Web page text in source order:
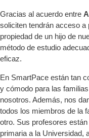
Gracias al acuerdo entre
soliciten tendrán acceso
propiedad de un hijo de
método de estudio
eficaz.
En SmartPace están tan
y cómodo para las
nosotros. Además, nos
todos los miembros de la
otro. Sus profesores
primaria a la Universidad,